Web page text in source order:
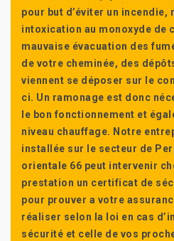
pour but d’éviter un incendie,
intoxication au monoxyde de
mauvaise évacuation des
de votre cheminée, des
viennent se déposer sur le
ci. Un ramonage est donc
le bon fonctionnement et
niveau chauffage. Notre
installée sur le secteur de
orientale 66 peut intervenir
prestation un certificat de
pour prouver a votre
réaliser selon la loi en cas
sécurité et celle de vos